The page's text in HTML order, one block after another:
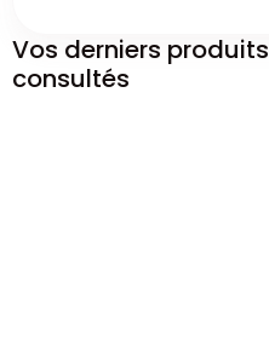
Vos derniers produits
consultés